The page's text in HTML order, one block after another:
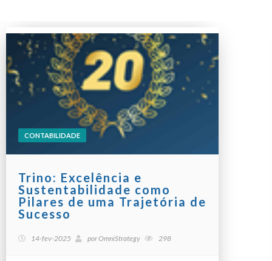
CONTABILIDADE
Trino: Excelência e
Sustentabilidade como
Pilares de uma Trajetória de
Sucesso
14-fev-2025 porOmniStrategy 298